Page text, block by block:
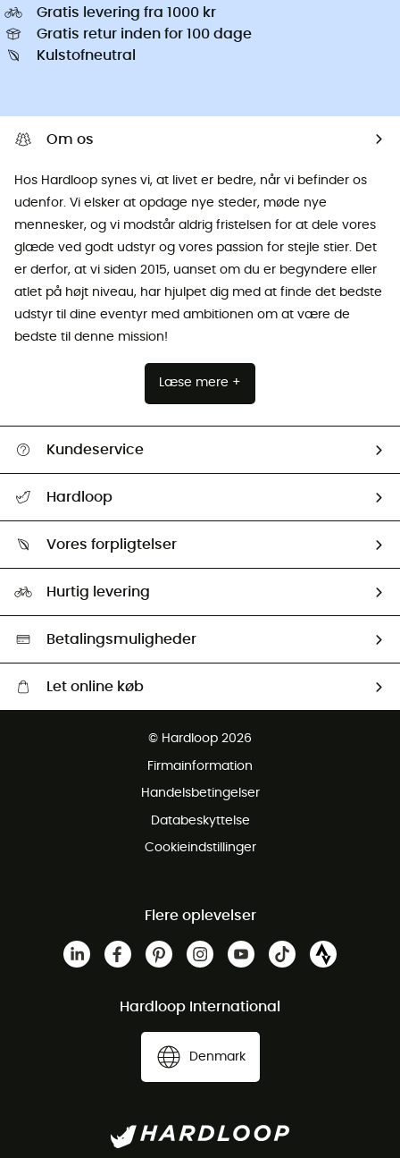
Gratis levering fra 1000 kr
Gratis retur inden for 100 dage
Kulstofneutral
Om os
Hos Hardloop synes vi, at livet er bedre, når vi befinder os
udenfor. Vi elsker at opdage nye steder, møde nye
mennesker, og vi modstår aldrig fristelsen for at dele vores
glæde ved godt udstyr og vores passion for stejle stier. Det
er derfor, at vi siden 2015, uanset om du er begyndere eller
atlet på højt niveau, har hjulpet dig med at finde det bedste
udstyr til dine eventyr med ambitionen om at være de
bedste til denne mission!
Læse mere +
Kundeservice
Returnering & Tilbagebetaling
Hardloop
Our ambassadors
Vores forpligtelser
Second hand
HardGreen Udvalg
Hurtig levering
Betalingsmuligheder
Let online køb
Gratis retur inden for 100 dage
© Hardloop 2026
Firmainformation
Handelsbetingelser
Databeskyttelse
Cookieindstillinger
Flere oplevelser
Hardloop International
Denmark